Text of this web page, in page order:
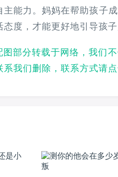
主能力。妈妈在帮助孩子
度，才能更好地引导孩子
部分转载于网络，我们
我们删除，联系方式请点